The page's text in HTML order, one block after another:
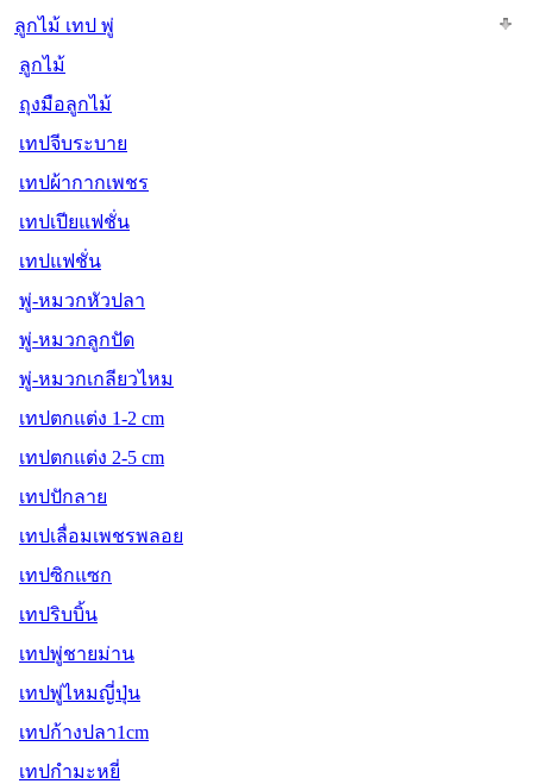
ลูกไม้ เทป พู่
ลูกไม้
ถุงมือลูกไม้
เทปจีบระบาย
เทปผ้ากากเพชร
เทปเปียแฟชั่น
เทปแฟชั่น
พู่-หมวกหัวปลา
พู่-หมวกลูกปัด
พู่-หมวกเกลียวไหม
เทปตกแต่ง 1-2 cm
เทปตกแต่ง 2-5 cm
เทปปักลาย
เทปเลื่อมเพชรพลอย
เทปซิกแซก
เทปริบบิ้น
เทปพู่ชายม่าน
เทปพู่ไหมญี่ปุ่น
เทปก้างปลา1cm
เทปกำมะหยี่